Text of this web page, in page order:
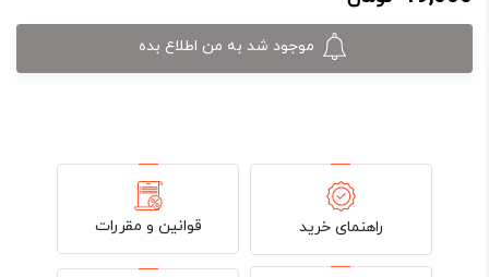
موجود شد به من اطلاع بده
راهنمای خرید قوانین و مقررات